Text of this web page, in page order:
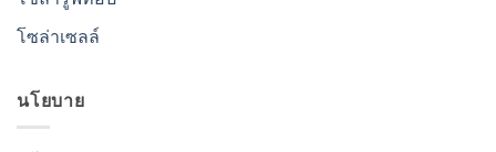
โซล่าเซลล์
นโยบาย